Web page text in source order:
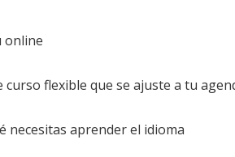
online
curso flexible que se ajuste a tu
necesitas aprender el idioma